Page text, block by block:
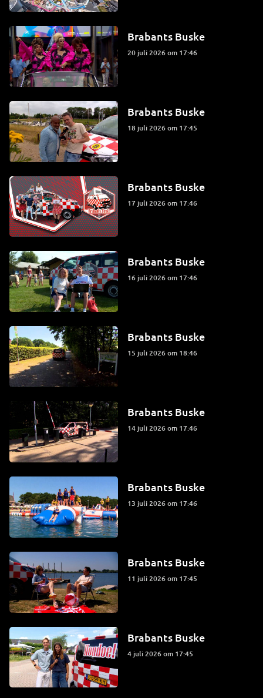
Brabants Buske
20 juli 2026 om 17:46
Brabants Buske
18 juli 2026 om 17:45
Brabants Buske
17 juli 2026 om 17:46
Brabants Buske
16 juli 2026 om 17:46
Brabants Buske
15 juli 2026 om 18:46
Brabants Buske
14 juli 2026 om 17:46
Brabants Buske
13 juli 2026 om 17:46
Brabants Buske
11 juli 2026 om 17:45
Brabants Buske
4 juli 2026 om 17:45